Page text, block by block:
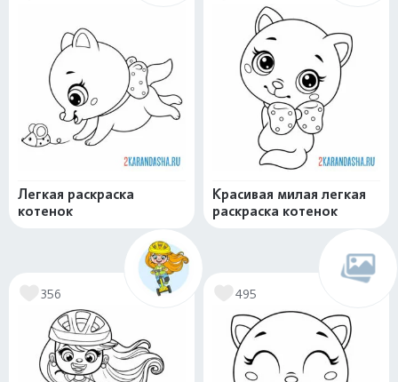
Легкая раскраска
котенок
Красивая милая легкая
раскраска котенок
356 495